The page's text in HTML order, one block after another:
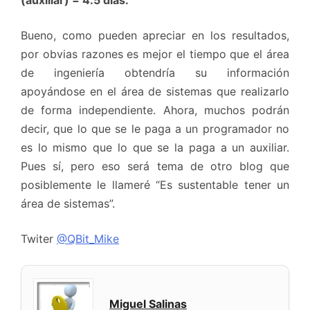
Bueno, como pueden apreciar en los resultados,
por obvias razones es mejor el tiempo que el área
de ingeniería obtendría su información
apoyándose en el área de sistemas que realizarlo
de forma independiente. Ahora, muchos podrán
decir, que lo que se le paga a un programador no
es lo mismo que lo que se la paga a un auxiliar.
Pues sí, pero eso será tema de otro blog que
posiblemente le llameré “Es sustentable tener un
área de sistemas”.
Twiter @QBit_Mike
Miguel Salinas